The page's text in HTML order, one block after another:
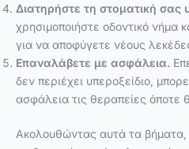
Διατηρήστε τη στοματική σας
χρησιμοποιήστε οδοντικό νήμα
για να αποφύγετε νέους
Επαναλάβετε με ασφάλεια.
δεν περιέχει υπεροξείδιο,
ασφάλεια τις θεραπείες όποτε
Ακολουθώντας αυτά τα βήματα,